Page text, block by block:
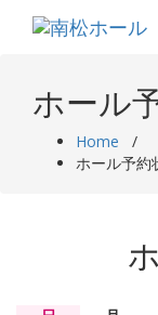
ホール
Home /
ホール予約